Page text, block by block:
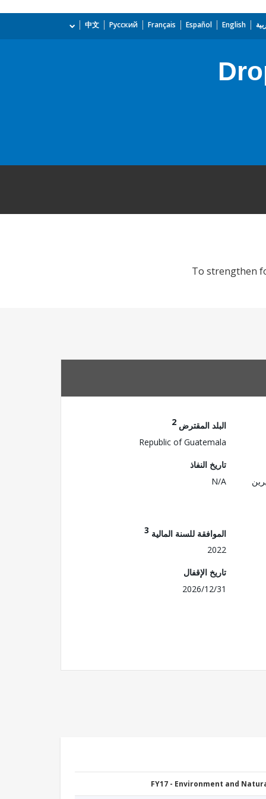
English
Español
Français
Русский
中文
To strengthen
البلد المقترض 2
Republic of Guatemala
تاريخ النفاذ
N/A
الموافقة للسنة المالية 3
2022
تاريخ الإقفال
2026/12/31
FY17 - Environment and